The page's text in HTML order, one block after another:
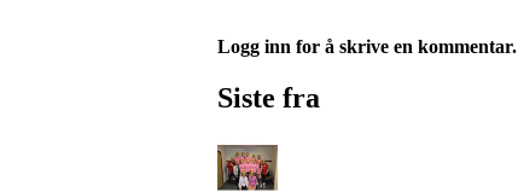
Logg inn for å skrive en kommentar.
Siste fra